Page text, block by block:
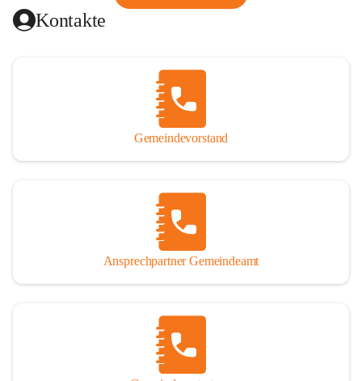
Kontakte
Gemeindevorstand
Ansprechpartner Gemeindeamt